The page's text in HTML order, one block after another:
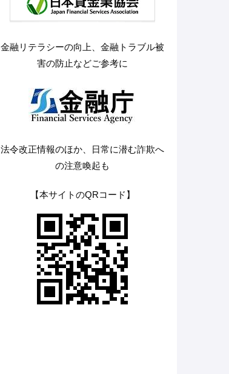
金融リテラシーの向上、金融トラブル被
害の防止などご参考に
法令改正情報のほか、日常に潜む詐欺へ
の注意喚起も
【本サイトのQRコード】